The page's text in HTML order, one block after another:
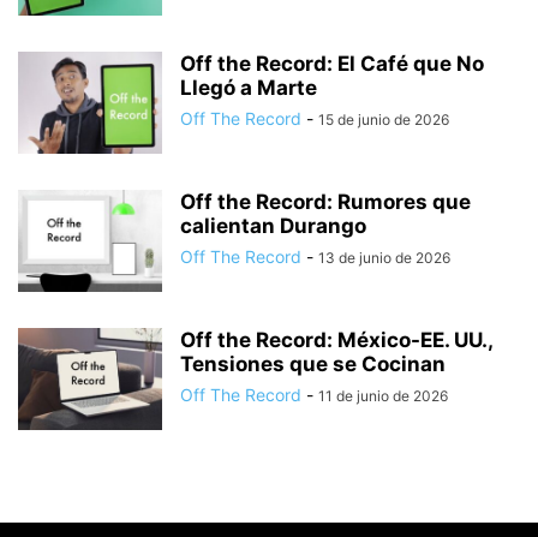
Off the Record: El Café que No
Llegó a Marte
Off The Record - 15 de junio de 2026
Off the Record: Rumores que
calientan Durango
Off The Record - 13 de junio de 2026
Off the Record: México-EE. UU.,
Tensiones que se Cocinan
Off The Record - 11 de junio de 2026